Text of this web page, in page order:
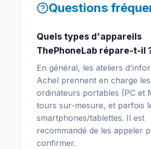
Questions
Quels types d'appareils
ThePhoneLab répare-t-il
En général, les ateliers
Achel prennent en charge les
ordinateurs portables (PC et
tours sur-mesure, et parfois
smartphones/tablettes. Il est
recommandé de les appeler
confirmer.